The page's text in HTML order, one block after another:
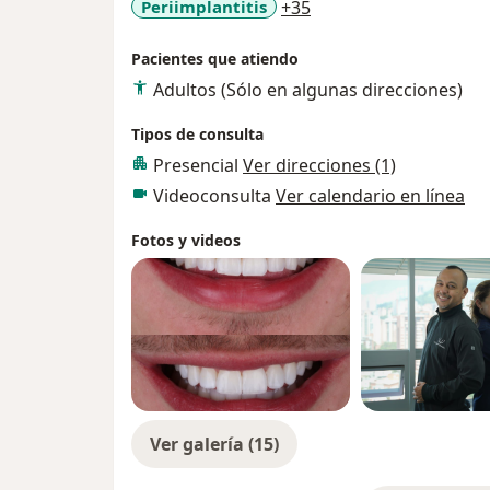
Periimplantitis +35
Pacientes que atiendo
Adultos (Sólo en algunas direcciones)
Tipos de consulta
Presencial Ver direcciones (1)
Videoconsulta Ver calendario en línea
Fotos y videos
Ver galería (15)